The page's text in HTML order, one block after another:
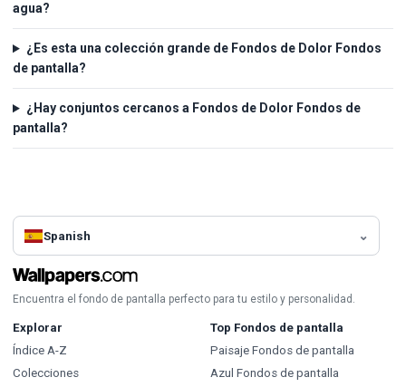
agua?
¿Es esta una colección grande de Fondos de Dolor Fondos
de pantalla?
¿Hay conjuntos cercanos a Fondos de Dolor Fondos de
pantalla?
Spanish
Encuentra el fondo de pantalla perfecto para tu estilo y personalidad.
Explorar
Índice A-Z
Colecciones
Top Fondos de pantalla
Paisaje Fondos de pantalla
Azul Fondos de pantalla